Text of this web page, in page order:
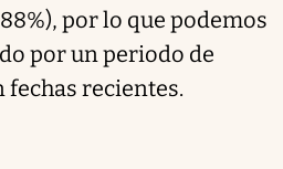
por lo que podemos
por un periodo de
recientes.